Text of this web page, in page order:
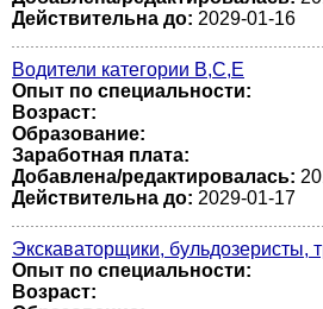
Действительна до: 2029-01-16
Водители категории В,С,Е
Опыт по специальности:
Возраст:
Образование:
Заработная плата:
Добавлена/редактировалась:
Действительна до: 2029-01-17
Экскаваторщики, бульдозеристы,
Опыт по специальности:
Возраст: